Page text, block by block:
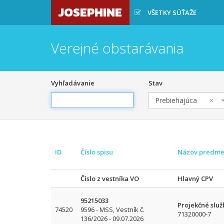
JOSEPHINE VŠETKY SÚŤAŽE
Verejné obstarávania
Vyhľadávanie Stav
×
Prebiehajúca
ID Číslo spisu Názov
Číslo z vestníka VO
Hlavný CPV
74520
95215033
9596 - MSS, Vestník č.
136/2026 - 09.07.2026
Projekčné
71320000-7